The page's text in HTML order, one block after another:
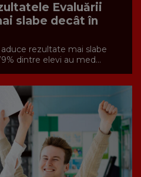
Evaluării
slabe decât în
rezultate mai slabe
dintre elevi au med...